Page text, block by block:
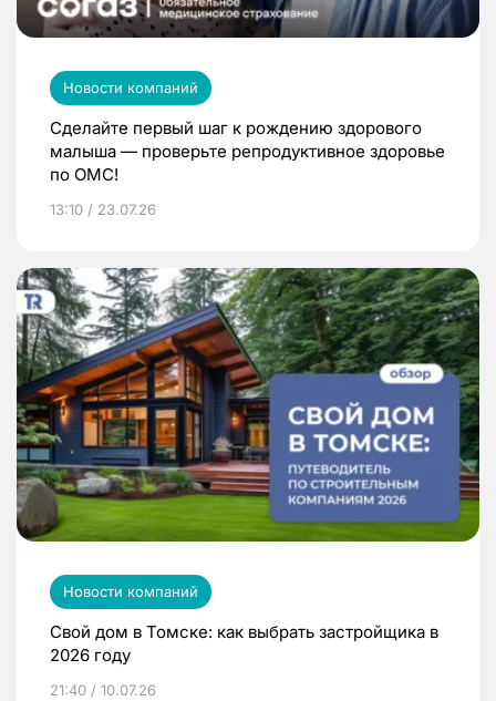
Новости компаний
Сделайте первый шаг к рождению здорового
малыша — проверьте репродуктивное здоровье
по ОМС!
13:10 / 23.07.26
Новости компаний
Свой дом в Томске: как выбрать застройщика в
2026 году
21:40 / 10.07.26